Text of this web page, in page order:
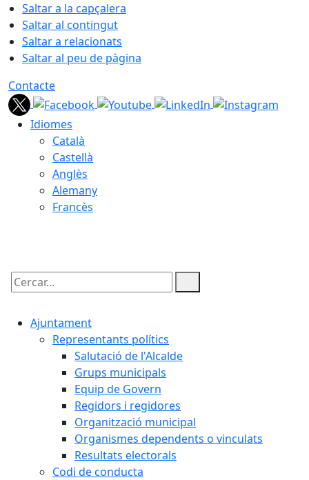
Saltar a la capçalera
Saltar al contingut
Saltar a relacionats
Saltar al peu de pàgina
Contacte
Idiomes
Català
Castellà
Anglès
Alemany
Francès
Cercar:
Ajuntament
Representants polítics
Salutació de l'Alcalde
Grups municipals
Equip de Govern
Regidors i regidores
Organització municipal
Organismes dependents o vinculats
Resultats electorals
Codi de conducta